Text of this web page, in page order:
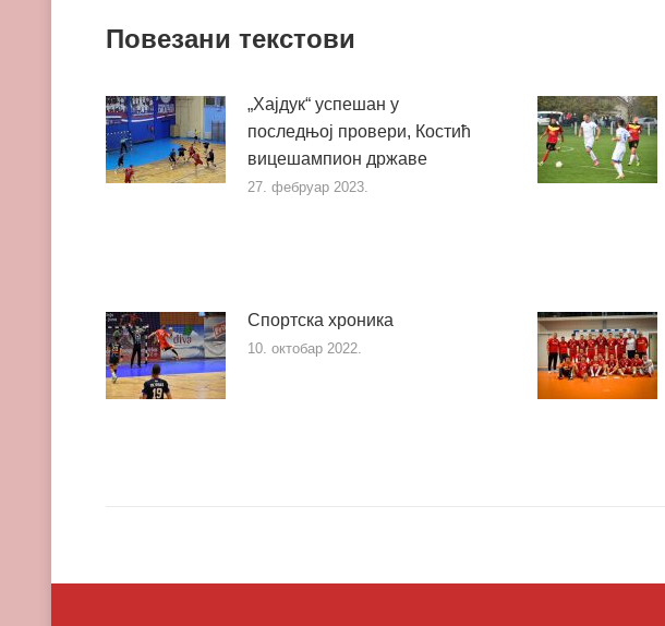
Повезани текстови
„Хајдук“ успешан у
последњој провери, Костић
вицешампион државе
27. фебруар 2023.
Спортска хроника
10. октобар 2022.